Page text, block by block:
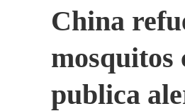
China
mosquitos
publica